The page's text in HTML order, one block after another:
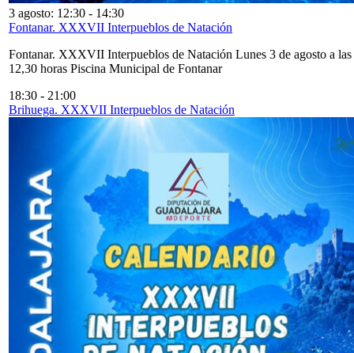
3 agosto: 12:30 - 14:30
Fontanar. XXXVII Interpueblos de Natación
Fontanar. XXXVII Interpueblos de Natación Lunes 3 de agosto a las
12,30 horas Piscina Municipal de Fontanar
18:30 - 21:00
Brihuega. XXXVII Interpueblos de Natación